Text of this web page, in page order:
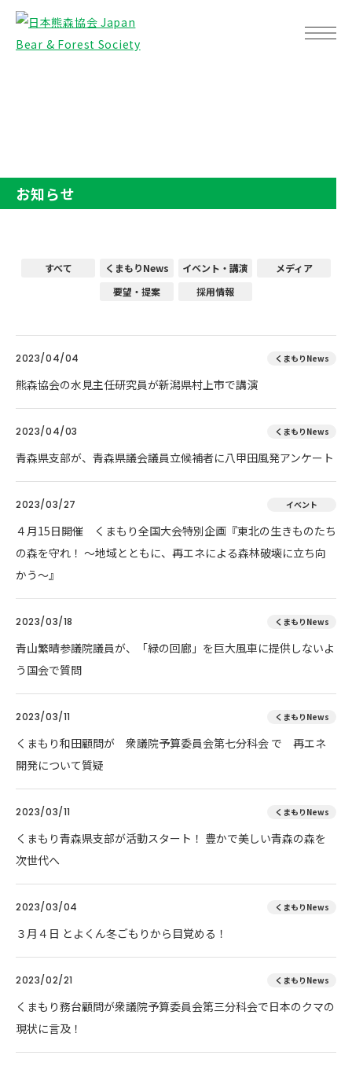
お知らせ
すべて くまもりNews イベント・講演
メディア
要望・提案
採用情報
2023/04/04 くまもりNews
熊森協会の水見主任研究員が新潟県村上市で講演
2023/04/03 くまもりNews
青森県支部が、青森県議会議員立候補者に八甲田風発アンケート
2023/03/27 イベント
４月15日開催 くまもり全国大会特別企画『東北の生きものたち
の森を守れ！ 〜地域とともに、再エネによる森林破壊に立ち向
かう〜』
2023/03/18 くまもりNews
青山繁晴参議院議員が、「緑の回廊」を巨大風車に提供しないよ
う国会で質問
2023/03/11 くまもりNews
くまもり和田顧問が 衆議院予算委員会第七分科会 で 再エネ
開発について質疑
2023/03/11 くまもりNews
くまもり青森県支部が活動スタート！ 豊かで美しい青森の森を
次世代へ
2023/03/04 くまもりNews
３月４日 とよくん冬ごもりから目覚める！
2023/02/21 くまもりNews
くまもり務台顧問が衆議院予算委員会第三分科会で日本のクマの
現状に言及！